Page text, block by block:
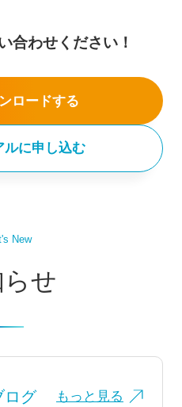
合わせください！
ロードする
ルに申し込む
New
せ
ログ もっと見る